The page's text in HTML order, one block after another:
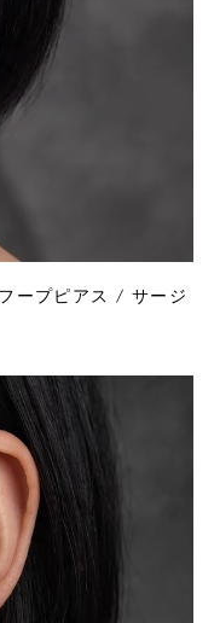
ープピアス / サージ